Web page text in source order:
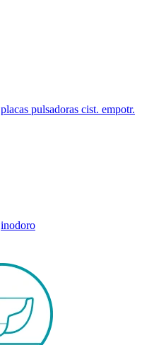
placas pulsadoras cist. empotr.
inodoro